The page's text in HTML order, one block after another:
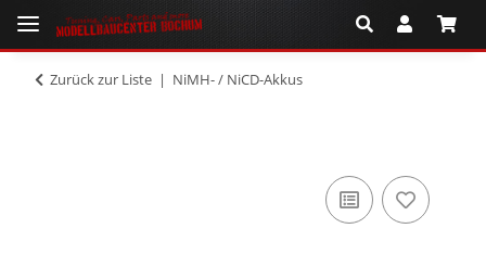
Zurück zur Liste NiMH- / NiCD-Akkus